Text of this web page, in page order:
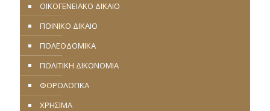
ΟΙΚΟΓΕΝΕΙΑΚΟ ΔΙΚΑΙΟ
ΠΟΙΝΙΚΟ ΔΙΚΑΙΟ
ΠΟΛΕΟΔΟΜΙΚΑ
ΠΟΛΙΤΙΚΗ ΔΙΚΟΝΟΜΙΑ
ΦΟΡΟΛΟΓΙΚΑ
ΧΡΗΣΙΜΑ